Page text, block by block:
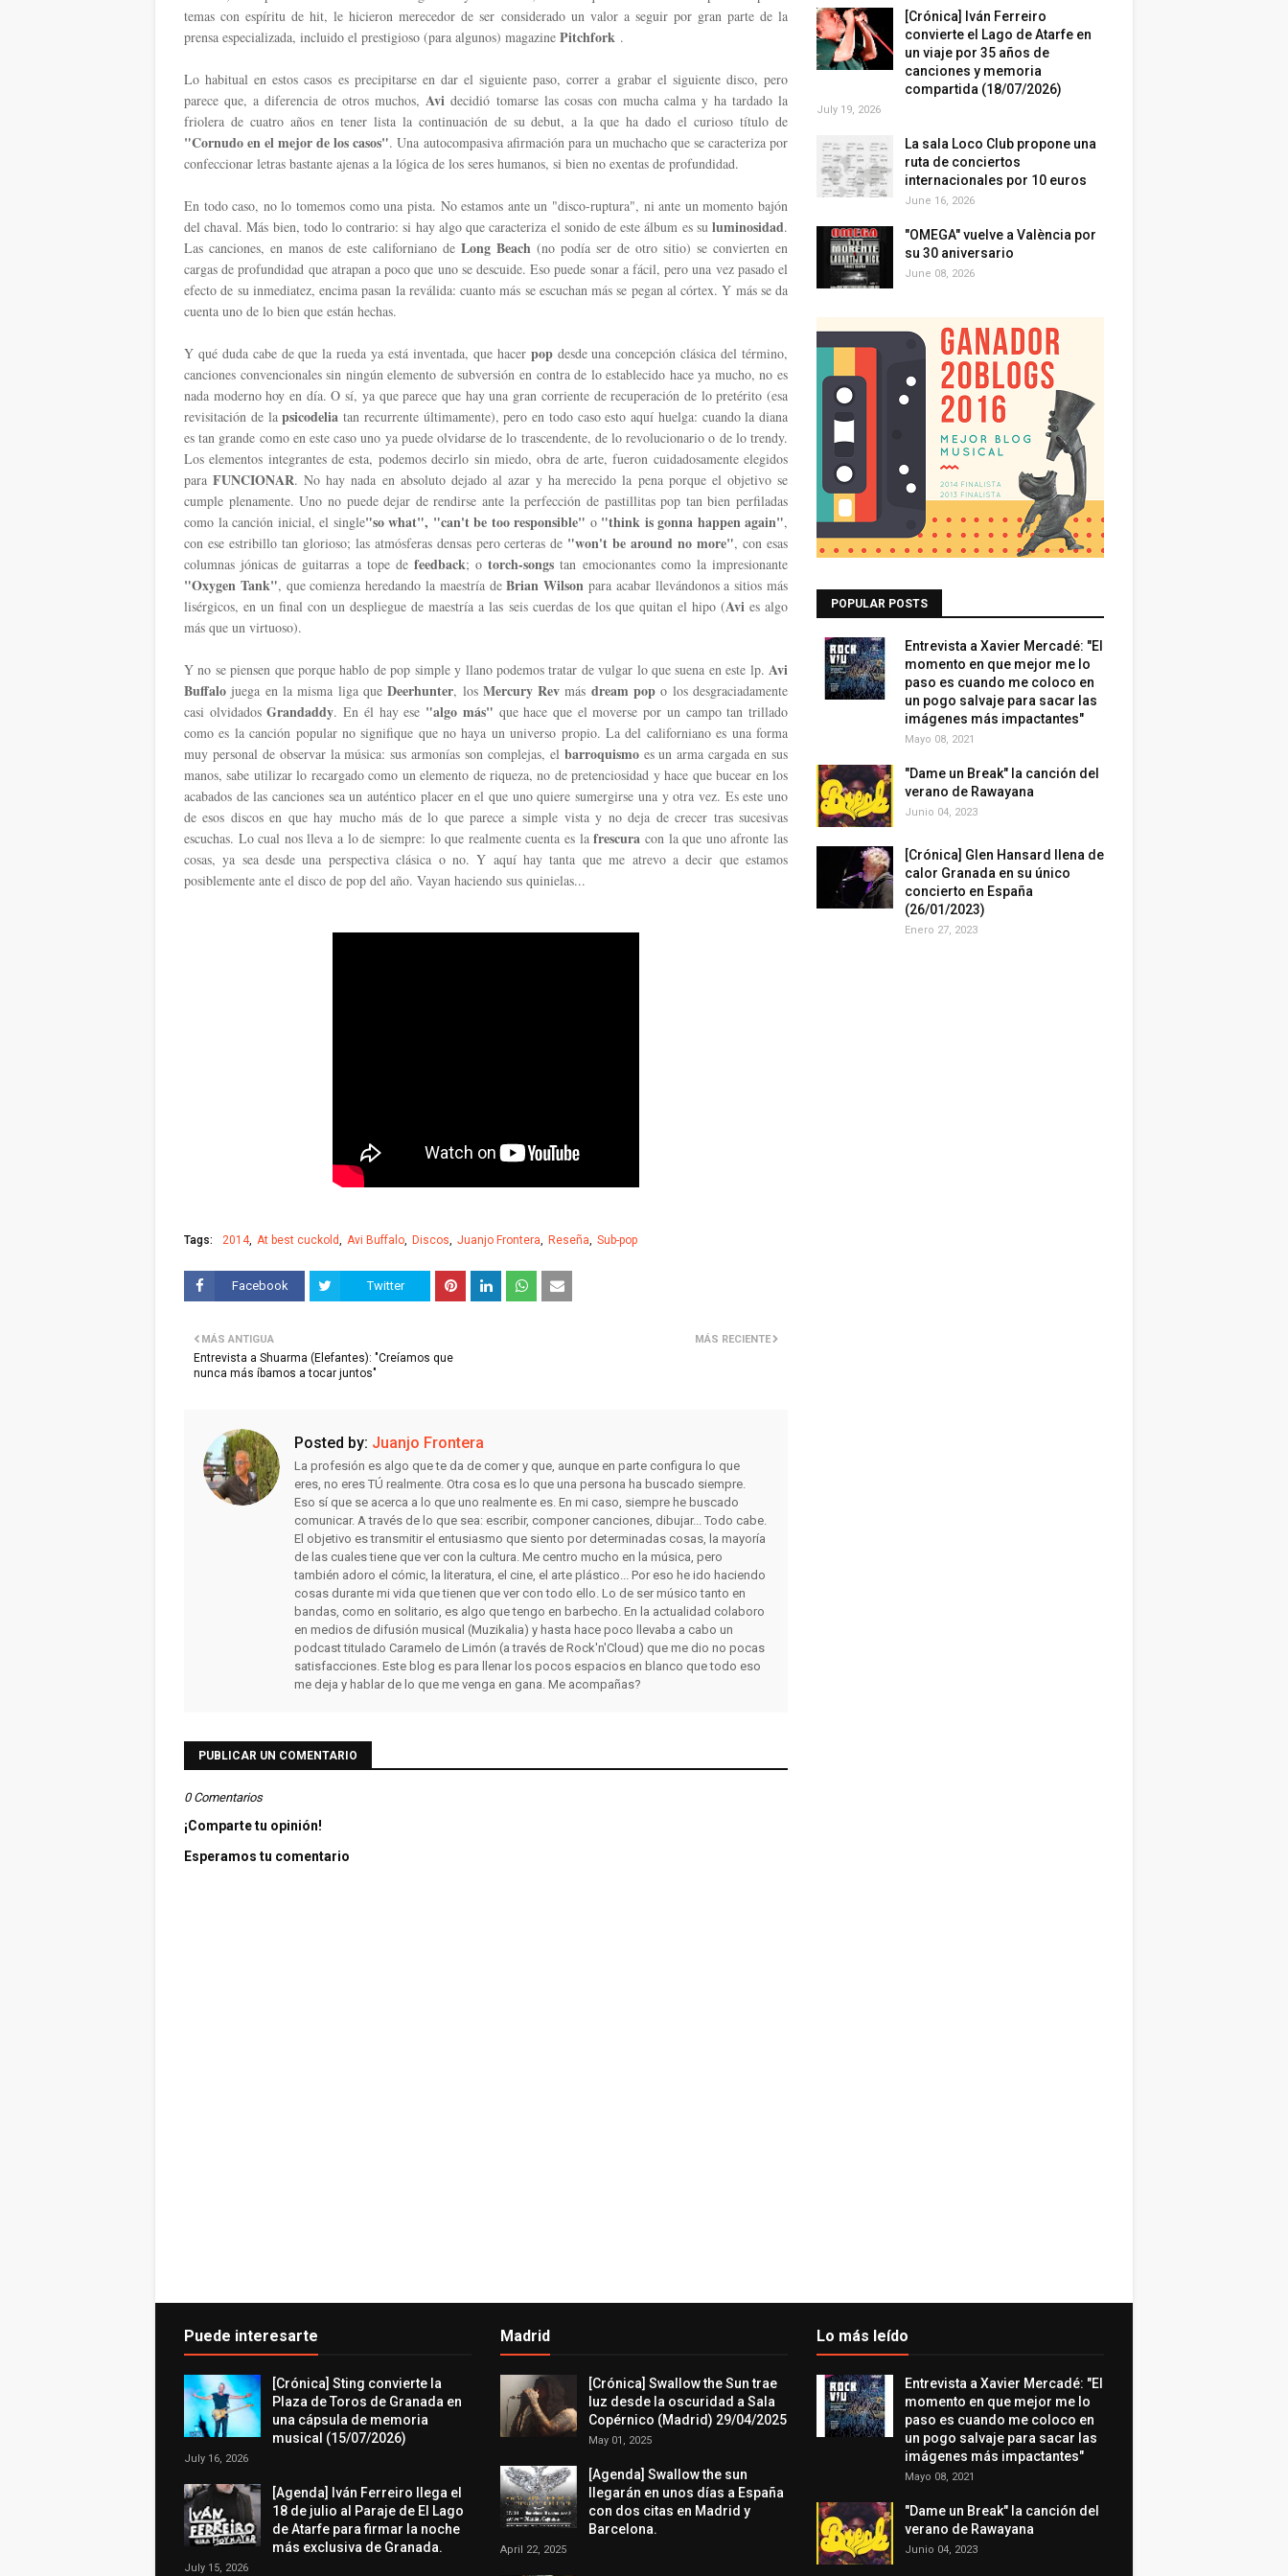
temas con espíritu de hit, le hicieron merecedor de ser considerado un valor a seguir por gran parte de la
prensa especializada, incluido el prestigioso (para algunos) magazine Pitchfork .
Lo habitual en estos casos es precipitarse en dar el siguiente paso, correr a grabar el siguiente disco, pero
parece que, a diferencia de otros muchos,Avi decidió tomarse las cosas con mucha calma y ha tardado la
friolera de cuatro años en tener lista la continuación de su debut, a la que ha dado el curioso título de
"Cornudo en el mejor de los casos". Una autocompasiva afirmación para un muchacho que se caracteriza por
confeccionar letras bastante ajenas a la lógica de los seres humanos, si bien no exentas de profundidad.
En todo caso, no lo tomemos como una pista. No estamos ante un "disco-ruptura", ni ante un momento bajón
del chaval. Más bien, todo lo contrario: si hay algo que caracteriza el sonido de este álbum es su luminosidad.
Las canciones, en manos de este californiano de Long Beach (no podía ser de otro sitio) se convierten en
cargas de profundidad que atrapan a poco que uno se descuide. Eso puede sonar a fácil, pero una vez pasado el
efecto de su inmediatez, encima pasan la reválida: cuanto más se escuchan más se pegan al córtex. Y más se da
cuenta uno de lo bien que están hechas.
Y qué duda cabe de que la rueda ya está inventada, que hacer popdesde una concepción clásica del término,
canciones convencionales sin ningún elemento de subversión en contra de lo establecido hace ya mucho, no es
nada moderno hoy en día. O sí, ya que parece que hay una gran corriente de recuperación de lo pretérito (esa
revisitación de lapsicodelia tan recurrente últimamente), pero en todo caso esto aquí huelga: cuando la diana
es tan grande como en este caso uno ya puede olvidarse de lo trascendente, de lo revolucionario o de lo trendy.
Los elementos integrantes de esta, podemos decirlo sin miedo, obra de arte, fueron cuidadosamente elegidos
paraFUNCIONAR. No hay nada en absoluto dejado al azar y ha merecido la pena porque el objetivo se
cumple plenamente. Uno no puede dejar de rendirse ante la perfección de pastillitas pop tan bien perfiladas
como la canción inicial, el single"so what", "can't be too responsible" o "think is gonna happen again",
con ese estribillo tan glorioso; las atmósferas densas pero certeras de "won't be around no more", con esas
columnas jónicas de guitarras a tope de feedback; otorch-songs tan emocionantes como la impresionante
"Oxygen Tank", que comienza heredando la maestría deBrian Wilson para acabar llevándonos a sitios más
lisérgicos, en un final con un despliegue de maestría a las seis cuerdas de los que quitan el hipo (Avies algo
más que un virtuoso).
Y no se piensen que porque hablo de pop simple y llano podemos tratar de vulgar lo que suena en este lp. Avi
Buffalo juega en la misma liga queDeerhunter, los Mercury Rev más dream pop o los desgraciadamente
casi olvidadosGrandaddy. En él hay ese "algo más" que hace que el moverse por un campo tan trillado
como es la canción popular no signifique que no haya un universo propio. La del californiano es una forma
muy personal de observar la música: sus armonías son complejas, el barroquismoes un arma cargada en sus
manos, sabe utilizar lo recargado como un elemento de riqueza, no de pretenciosidad y hace que bucear en los
acabados de las canciones sea un auténtico placer en el que uno quiere sumergirse una y otra vez. Es este uno
de esos discos en que hay mucho más de lo que parece a simple vista y no deja de crecer tras sucesivas
escuchas. Lo cual nos lleva a lo de siempre: lo que realmente cuenta es lafrescura con la que uno afronte las
cosas, ya sea desde una perspectiva clásica o no. Y aquí hay tanta que me atrevo a decir que estamos
posiblemente ante el disco de pop del año. Vayan haciendo sus quinielas...
Tags: 2014 At best cuckold Avi Buffalo Discos Juanjo Frontera Reseña Sub-pop
Facebook Twitter
MÁS RECIENTE
MÁS ANTIGUA
Entrevista a Shuarma (Elefantes): "Creíamos que
nunca más íbamos a tocar juntos"
Posted by: Juanjo Frontera
La profesión es algo que te da de comer y que, aunque en parte configura lo que
eres, no eres TÚ realmente. Otra cosa es lo que una persona ha buscado siempre.
Eso sí que se acerca a lo que uno realmente es. En mi caso, siempre he buscado
comunicar. A través de lo que sea: escribir, componer canciones, dibujar... Todo cabe.
El objetivo es transmitir el entusiasmo que siento por determinadas cosas, la mayoría
de las cuales tiene que ver con la cultura. Me centro mucho en la música, pero
también adoro el cómic, la literatura, el cine, el arte plástico... Por eso he ido haciendo
cosas durante mi vida que tienen que ver con todo ello. Lo de ser músico tanto en
bandas, como en solitario, es algo que tengo en barbecho. En la actualidad colaboro
en medios de difusión musical (Muzikalia) y hasta hace poco llevaba a cabo un
podcast titulado Caramelo de Limón (a través de Rock'n'Cloud) que me dio no pocas
satisfacciones. Este blog es para llenar los pocos espacios en blanco que todo eso
me deja y hablar de lo que me venga en gana. Me acompañas?
PUBLICAR UN COMENTARIO
0 Comentarios
¡Comparte tu opinión!
Esperamos tu comentario
[Crónica] Iván Ferreiro
convierte el Lago de Atarfe en
un viaje por 35 años de
canciones y memoria
compartida (18/07/2026)
July 19, 2026
La sala Loco Club propone una
ruta de conciertos
internacionales por 10 euros
June 16, 2026
"OMEGA" vuelve a València por
su 30 aniversario
June 08, 2026
POPULAR POSTS
Entrevista a Xavier Mercadé: "El
momento en que mejor me lo
paso es cuando me coloco en
un pogo salvaje para sacar las
imágenes más impactantes"
Mayo 08, 2021
"Dame un Break" la canción del
verano de Rawayana
Junio 04, 2023
[Crónica] Glen Hansard llena de
calor Granada en su único
concierto en España
(26/01/2023)
Enero 27, 2023
Puede interesarte
[Crónica] Sting convierte la
Plaza de Toros de Granada en
una cápsula de memoria
musical (15/07/2026)
July 16, 2026
[Agenda] Iván Ferreiro llega el
18 de julio al Paraje de El Lago
de Atarfe para firmar la noche
más exclusiva de Granada.
July 15, 2026
Madrid
[Crónica] Swallow the Sun trae
luz desde la oscuridad a Sala
Copérnico (Madrid) 29/04/2025
May 01, 2025
[Agenda] Swallow the sun
llegarán en unos días a España
con dos citas en Madrid y
Barcelona.
April 22, 2025
Lo más leído
Entrevista a Xavier Mercadé: "El
momento en que mejor me lo
paso es cuando me coloco en
un pogo salvaje para sacar las
imágenes más impactantes"
Mayo 08, 2021
"Dame un Break" la canción del
verano de Rawayana
Junio 04, 2023